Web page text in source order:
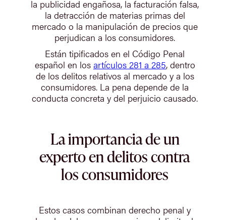
la publicidad engañosa, la facturación falsa,
la detracción de materias primas del
mercado o la manipulación de precios que
perjudican a los consumidores.
Están tipificados en el Código Penal
español en los artículos 281 a 285, dentro
de los delitos relativos al mercado y a los
consumidores. La pena depende de la
conducta concreta y del perjuicio causado.
La importancia de un
experto en delitos contra
los consumidores
Estos casos combinan derecho penal y